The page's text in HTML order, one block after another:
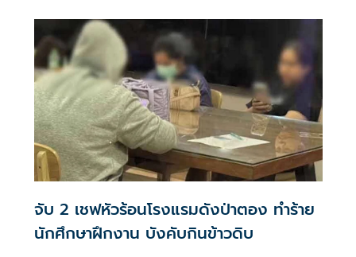
จังหวัดภูเก็ต พร้อมพบอยู่ในราชอาณาจักรเกิ
จับ 2 เชฟหัวร้อนโรงแรมดังป่าตอง ทำร้าย
นักศึกษาฝึกงาน บังคับกินข้าวดิบ